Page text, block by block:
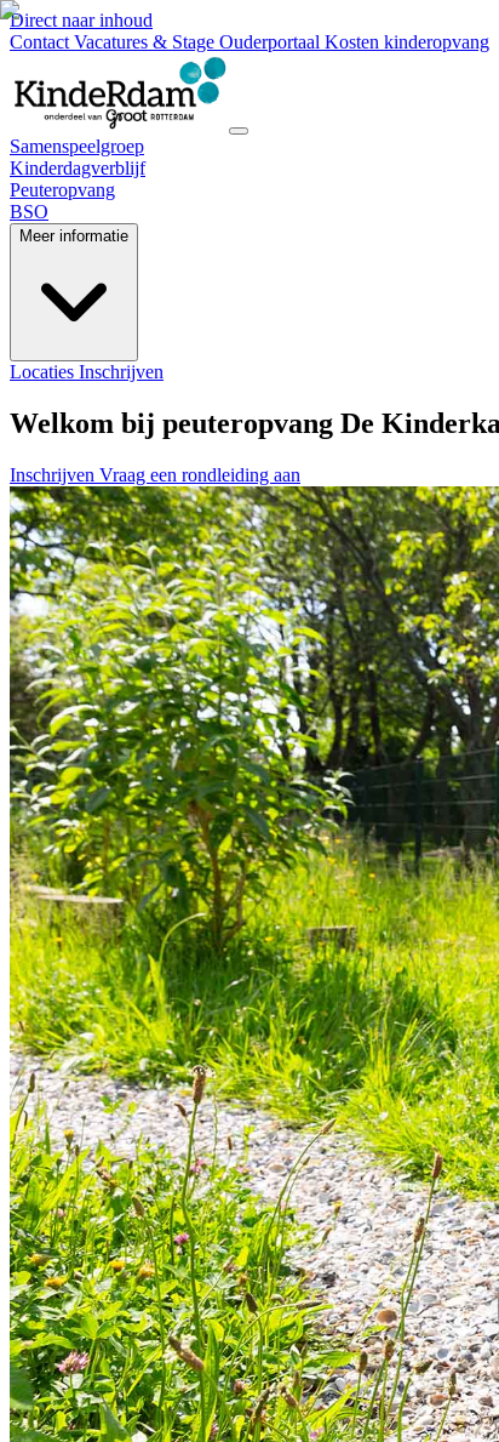
Direct naar inhoud
Contact Vacatures & Stage Ouderportaal Kosten kinderopvang
Samenspeelgroep
Kinderdagverblijf
Peuteropvang
BSO
Meer informatie
Locaties Inschrijven
Welkom bij peuteropvang De
Inschrijven Vraag een rondleiding aan